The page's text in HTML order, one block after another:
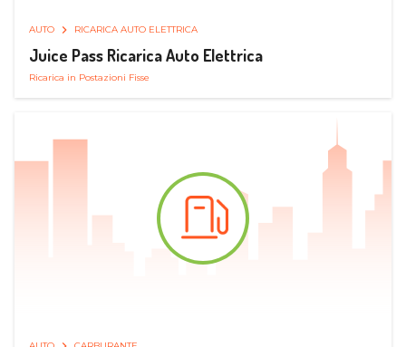
AUTO RICARICA AUTO ELETTRICA
Juice Pass Ricarica Auto Elettrica
Ricarica in Postazioni Fisse